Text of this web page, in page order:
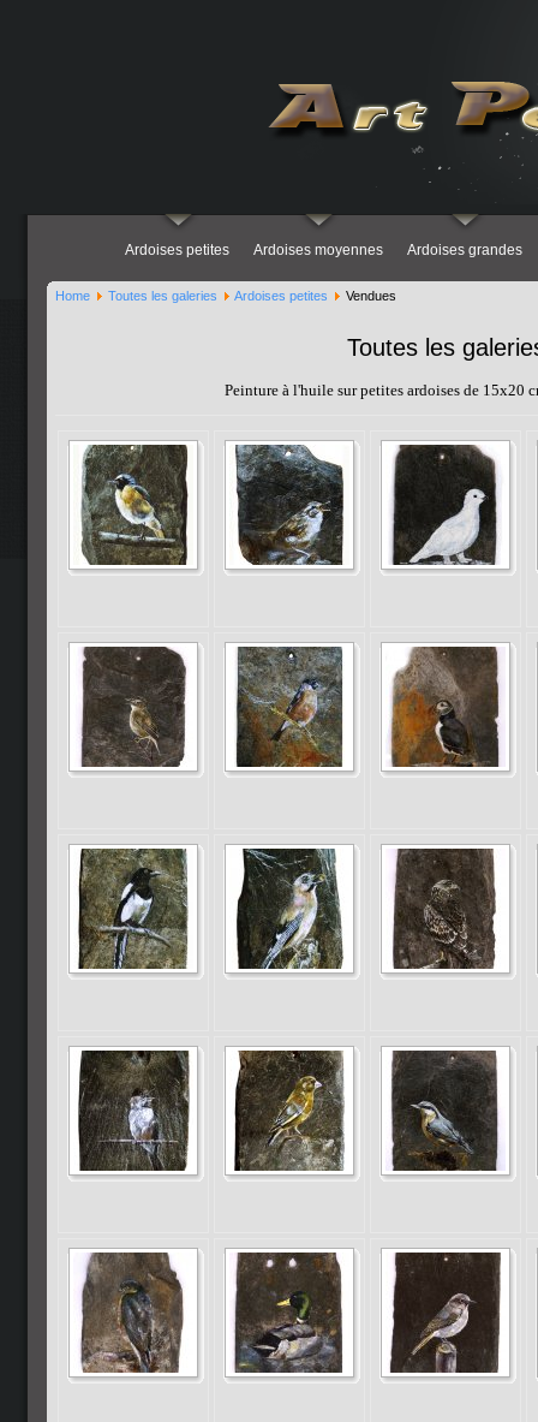
Ardoises petites Ardoises moyennes Ardoises grandes
Home Toutes les galeries Ardoises petites Vendues
Toutes les
Peinture à l'huile sur petites ardoises de 15x20